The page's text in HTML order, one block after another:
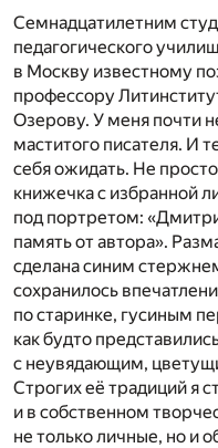
Семнадцатилетним
педагогического
в Москву известному
профессору
Озерову. У меня почти
маститого писателя. И
себя ожидать. Не
книжечка с избранной
под портретом:
память от автора».
сделана синим
сохранилось
по старинке, гусиным
как будто
с неувядающим,
Строгих её традиций я
и в собственном
не только личные, но и